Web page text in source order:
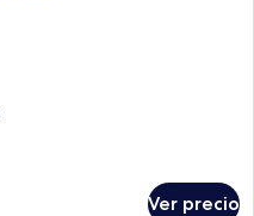
Ver precio